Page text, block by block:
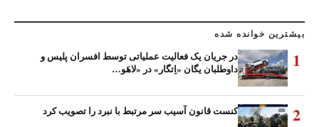
بیشترین خوانده شده
1
در جریان یک فعالیت عملیاتی توسط افسران پلیس و
داوطلبان یگان «اِتگار» در «لاهَو…
2 کنست قانون آسیب سر مرتبط با نبرد را تصویب کرد